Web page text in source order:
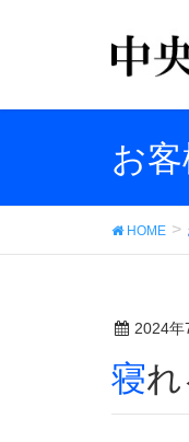
お
HOME
2024年